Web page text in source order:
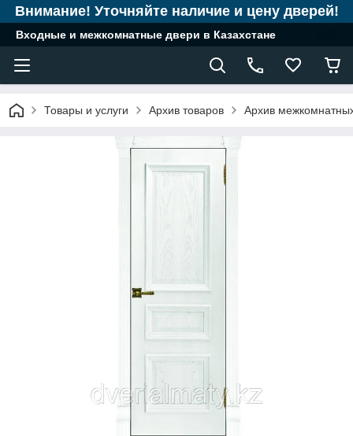
Внимание! Уточняйте наличие и цену дверей!
Входные и межкомнатные двери в Казахстане
Товары и услуги Архив товаров Архив